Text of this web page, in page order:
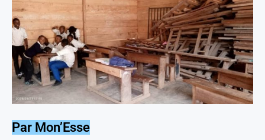
Par Mon’Esse